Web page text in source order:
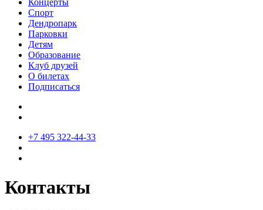
Концерты
Спорт
Дендропарк
Парковки
Детям
Образование
Клуб друзей
О билетах
Подписаться
+7 495 322-44-33
Контакты